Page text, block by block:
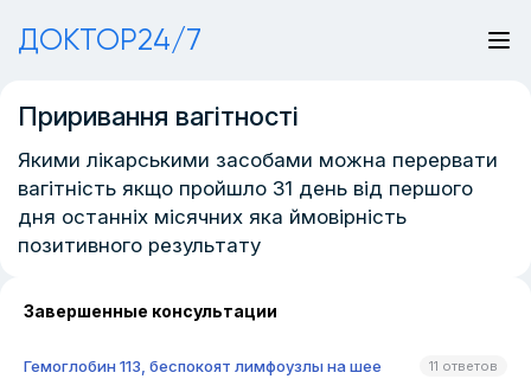
ДОКТОР24/7
Приривання вагітності
Якими лікарськими засобами можна перервати
вагітність якщо пройшло 31 день від першого
дня останніх місячних яка ймовірність
позитивного результату
Завершенные консультации
Гемоглобин 113, беспокоят лимфоузлы на шее 11 ответов